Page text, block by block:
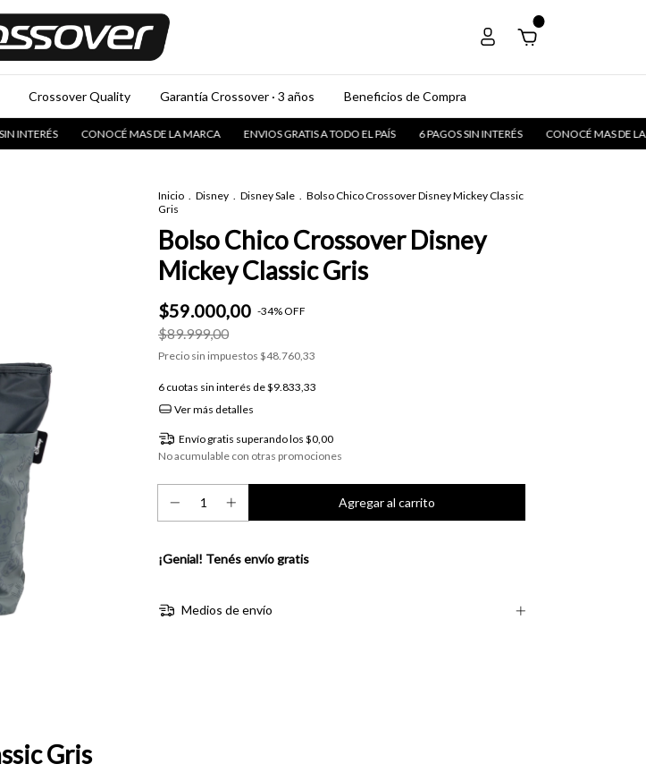
Crossover Quality Garantía Crossover · 3 años Beneficios de Compra
CONOCÉ MAS DE LA MARCA ENVIOS GRATIS A TODO EL PAÍS 6 PAGOS SIN INTERÉS CONOCÉ MAS DE LA MARCA
Inicio Disney Disney Sale
Bolso Chico Crossover Disney Mickey Classic
Gris
Bolso Chico Crossover Disney
Mickey Classic Gris
$59.000,00 -34%OFF
$89.999,00
Precio sin impuestos $48.760,33
6 cuotas sin interés de$9.833,33
Ver más detalles
Envío gratis superando los $0,00
No acumulable con otras promociones
¡Genial! Tenés envío gratis
Medios de envío
Gris